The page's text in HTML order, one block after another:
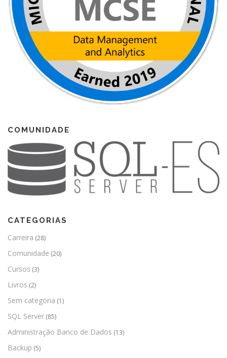
COMUNIDADE
CATEGORIAS
Carreira (28)
Comunidade (20)
Cursos (3)
Livros (2)
Sem categoria (1)
SQL Server (85)
Administração Banco de Dados (13)
Backup (5)